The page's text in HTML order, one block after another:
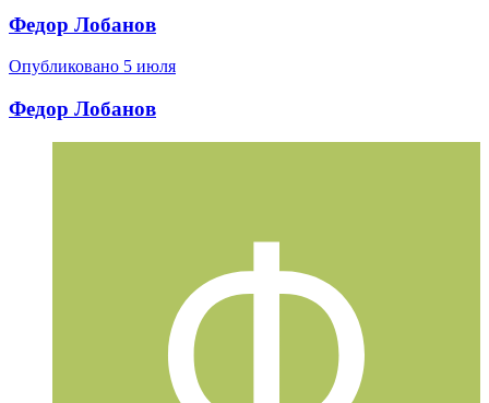
Федор Лобанов
Опубликовано 5 июля
Федор Лобанов